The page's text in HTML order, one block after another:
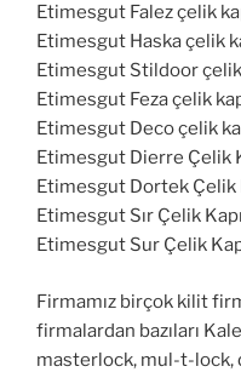
Etimesgut Falez çelik
Etimesgut Haska çelik
Etimesgut Stildoor
Etimesgut Feza çelik
Etimesgut Deco çelik
Etimesgut Dierre Çelik
Etimesgut Dortek Çelik
Etimesgut Sır Çelik
Etimesgut Sur Çelik
Firmamız birçok kilit
firmalardan bazıları
masterlock, mul-t-lock,